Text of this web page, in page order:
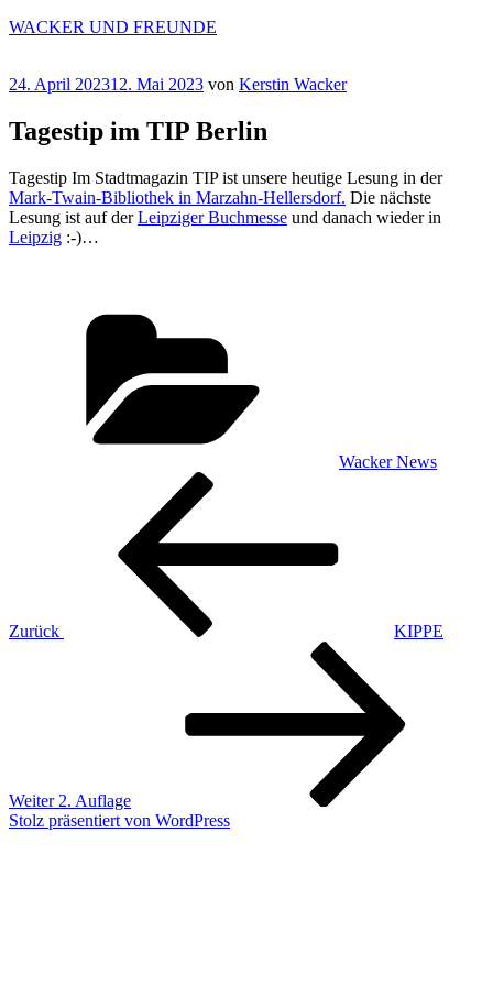
Zum
WACKER UND FREUNDE
Veröffentlicht
24. April 202312. Mai 2023 von Kerstin Wacker
Tagestip im TIP Berlin
Tagestip Im Stadtmagazin TIP ist unsere heutige Lesung in der
Mark-Twain-Bibliothek in Marzahn-Hellersdorf. Die nächste
Lesung ist auf derLeipziger Buchmesse und danach wieder in
Leipzig :-)…
Wacker News
Beitragsnavigation
Zurück
KIPPE
Weiter 2. Auflage
Stolz präsentiert von WordPress